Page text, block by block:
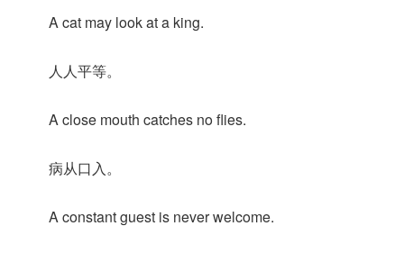
A cat may look at a king.
人人平等。
A close mouth catches no flies.
病从口入。
A constant guest is never welcome.